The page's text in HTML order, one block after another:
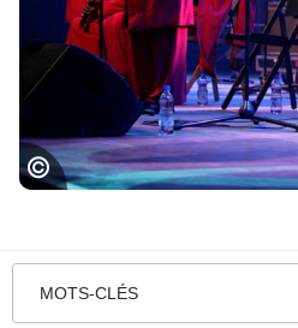
MOTS-CLÉS